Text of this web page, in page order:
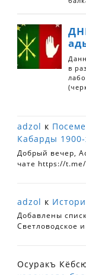
adzol к
Кабарды 1900-
Добрый вечер,
чате https://
adzol к
Добавлены
Светловодское
Осуракъ